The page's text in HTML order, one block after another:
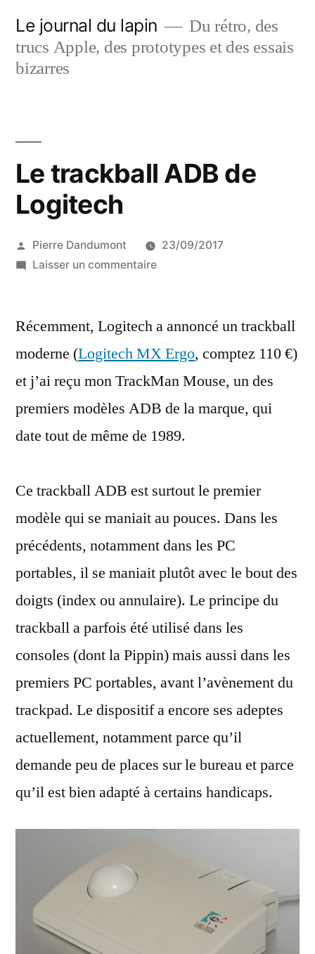
contenu
Le journal du lapin
Du rétro, des
trucs Apple, des prototypes et des essais
bizarres
Le trackball ADB de
Logitech
Publié
par
Pierre Dandumont
23/09/2017
Laisser un commentairesur
ADB
Logitech
Récemment, Logitech a annoncé un trackball
moderne (Logitech MX Ergo, comptez 110 €)
et j’ai reçu mon TrackMan Mouse, un des
premiers modèles ADB de la marque, qui
date tout de même de 1989.
Ce trackball ADB est surtout le premier
modèle qui se maniait au pouces. Dans les
précédents, notamment dans les PC
portables, il se maniait plutôt avec le bout des
doigts (index ou annulaire). Le principe du
trackball a parfois été utilisé dans les
consoles (dont la Pippin) mais aussi dans les
premiers PC portables, avant l’avènement du
trackpad. Le dispositif a encore ses adeptes
actuellement, notamment parce qu’il
demande peu de places sur le bureau et parce
qu’il est bien adapté à certains handicaps.